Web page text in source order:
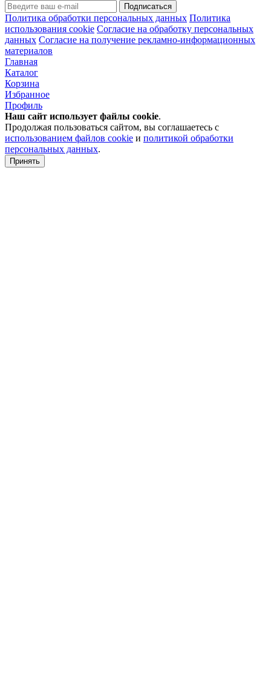
Подписаться
Политика обработки персональных данных Политика
использования cookie Согласие на обработку персональных
данных Согласие на получение рекламно-информационных
материалов
Главная
Каталог
Корзина
Избранное
Профиль
Наш сайт использует файлы cookie.
Продолжая пользоваться сайтом, вы соглашаетесь с
использованием файлов cookie и политикой обработки
персональных данных.
Принять